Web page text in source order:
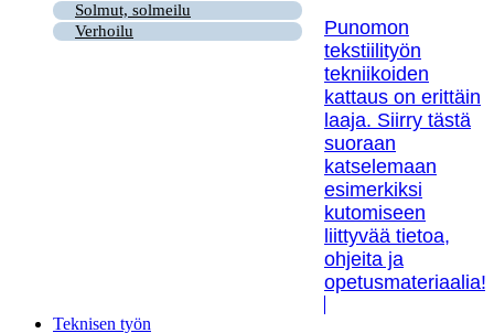
Solmut, solmeilu
Verhoilu
Punomon
tekstiilityön
tekniikoiden
kattaus on erittäin
laaja. Siirry tästä
suoraan
katselemaan
esimerkiksi
kutomiseen
liittyvää tietoa,
ohjeita ja
opetusmateriaalia!
Teknisen työn